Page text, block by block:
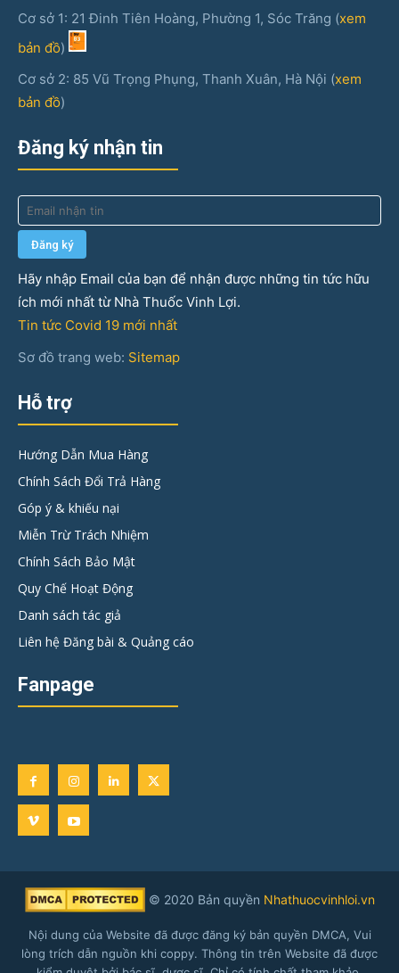
Cơ sở 1: 21 Đinh Tiên Hoàng, Phường 1, Sóc Trăng (xem
bản đồ)
Cơ sở 2: 85 Vũ Trọng Phụng, Thanh Xuân, Hà Nội (xem
bản đồ)
Đăng ký nhận tin
Hãy nhập Email của bạn để nhận được những tin tức hữu
ích mới nhất từ Nhà Thuốc Vinh Lợi.
Tin tức Covid 19 mới nhất
Sơ đồ trang web: Sitemap
Hỗ trợ
Hướng Dẫn Mua Hàng
Chính Sách Đổi Trả Hàng
Góp ý & khiếu nại
Miễn Trừ Trách Nhiệm
Chính Sách Bảo Mật
Quy Chế Hoạt Động
Danh sách tác giả
Liên hệ Đăng bài & Quảng cáo
Fanpage
© 2020 Bản quyền Nhathuocvinhloi.vn
Nội dung của Website đã được đăng ký bản quyền DMCA, Vui
lòng trích dẫn nguồn khi coppy. Thông tin trên Website đã được